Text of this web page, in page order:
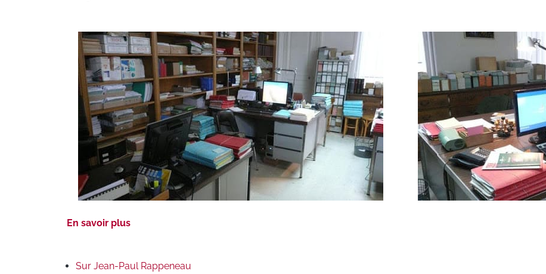
En savoir plus
Sur Jean-Paul Rappeneau